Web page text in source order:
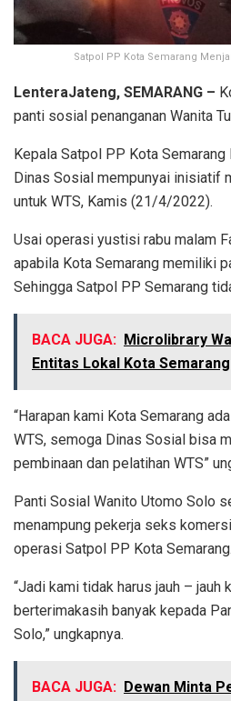
Satpol PP Kota Semarang
LenteraJateng, SEMARANG –
panti sosial penanganan Wanita
Kepala Satpol PP Kota
Dinas Sosial mempunyai inisiatif
untuk WTS, Kamis (21/4/2022).
Usai operasi yustisi rabu malam
apabila Kota Semarang memiliki
Sehingga Satpol PP Semarang
BACA JUGA: Microlibrary
Entitas Lokal Kota Semarang
“Harapan kami Kota Semarang
WTS, semoga Dinas Sosial bisa
pembinaan dan pelatihan WTS”
Panti Sosial Wanito Utomo Solo
menampung pekerja seks
operasi Satpol PP Kota Semarang.
“Jadi kami tidak harus jauh – jauh
berterimakasih banyak kepada
Solo,” ungkapnya.
BACA JUGA: Dewan Minta